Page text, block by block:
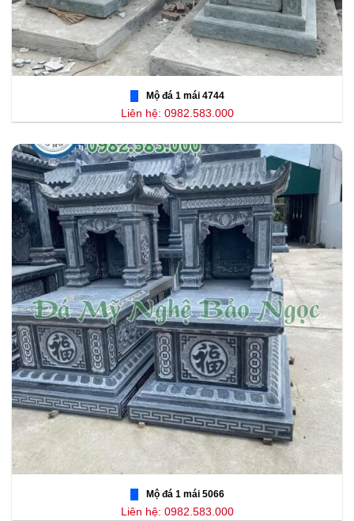
Mộ đá 1 mái 4744
Liên hệ: 0982.583.000
Mộ đá 1 mái 5066
Liên hệ: 0982.583.000